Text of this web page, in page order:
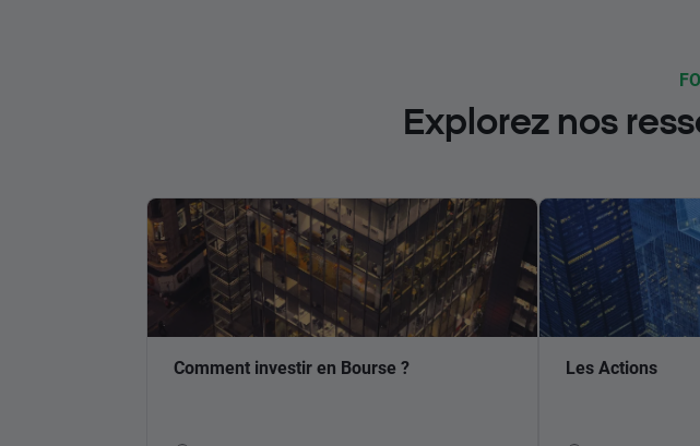
Explorez nos
Comment investir en Bourse ? Les Actions